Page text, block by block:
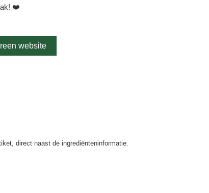
❤️
website
direct naast de ingrediënteninformatie.